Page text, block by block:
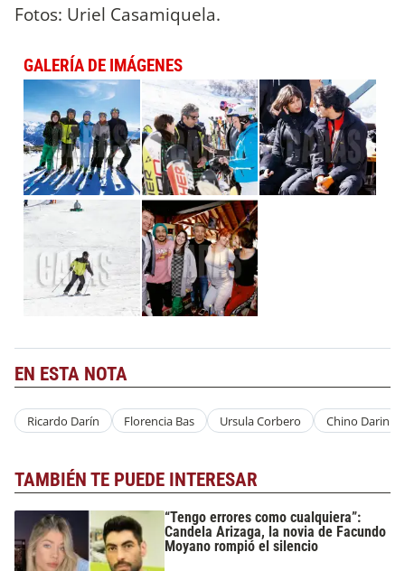
Fotos: Uriel Casamiquela.
GALERÍA DE IMÁGENES
EN ESTA NOTA
Ricardo Darín Florencia Bas Ursula Corbero Chino Darin
TAMBIÉN TE PUEDE INTERESAR
“Tengo errores como cualquiera”:
Candela Arizaga, la novia de Facundo
Moyano rompió el silencio